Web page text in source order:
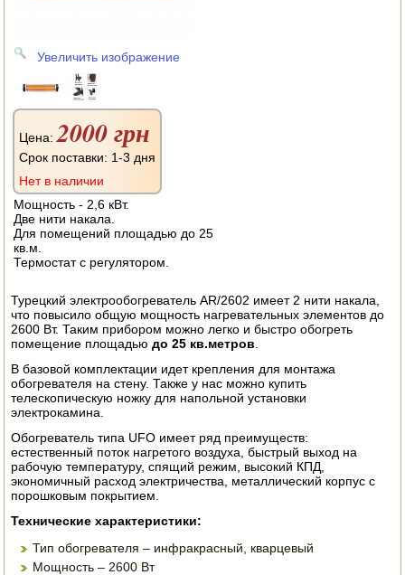
СЫРОВАРНИ
ШИНКОВКИ
ДЛЯ ДОМА И САДА
ОБОГРЕВАТЕЛИ
ДРОВОКОЛЫ
ГАЗОВЫЕ БАЛЛОНЫ
ЭЛЕКТРО И БЕНЗО ИНСТРУМЕНТ
ОПРЫСКИВАТЕЛИ
ЭЛЕКТРО ШАШЛЫЧНИЦЫ
СОКОВЫЖИМАЛКИ
СУШИЛКИ ПРОДУКТОВ
СОКОВАРКИ
ТОВАРЫ ДЛЯ ЗИМЫ
Увеличить изображение
Цена:2000 грн
Срок поставки: 1-3 дня
Нет в наличии
Мощность - 2,6 кВт.
Две нити накала.
Для помещений площадью до 25
кв.м.
Термостат с регулятором.
Турецкий электрообогреватель AR/2602 имеет 2 нити накала,
что повысило общую мощность нагревательных элементов до
2600 Вт. Таким прибором можно легко и быстро обогреть
помещение площадьюдо 25 кв.метров
В базовой комплектации идет крепления для монтажа
обогревателя на стену. Также у нас можно купить
телескопическую ножку для напольной установки
электрокамина.
Обогреватель типа UFO имеет ряд преимуществ:
естественный поток нагретого воздуха, быстрый выход на
рабочую температуру, спящий режим, высокий КПД,
экономичный расход электричества, металлический корпус с
порошковым покрытием.
Технические характеристики:
Тип обогревателя – инфракрасный, кварцевый
Мощность – 2600 Вт